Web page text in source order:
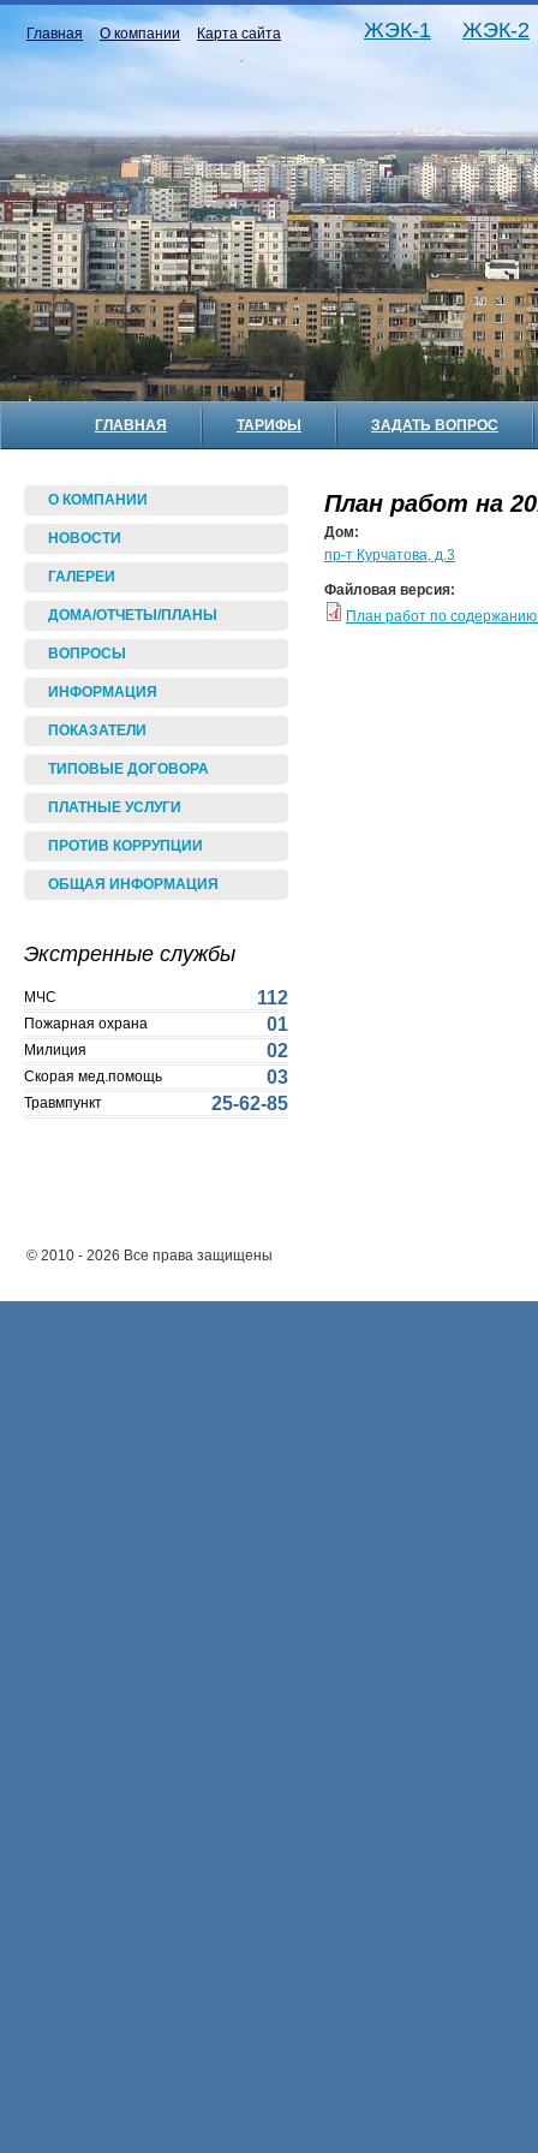
Главная О компании Карта сайта ЖЭК-1 ЖЭК-2
ГЛАВНАЯ ТАРИФЫ ЗАДАТЬ ВОПРОС
О КОМПАНИИ
НОВОСТИ
ГАЛЕРЕИ
ДОМА/ОТЧЕТЫ/ПЛАНЫ
ВОПРОСЫ
ИНФОРМАЦИЯ
ПОКАЗАТЕЛИ
ТИПОВЫЕ ДОГОВОРА
ПЛАТНЫЕ УСЛУГИ
ПРОТИВ КОРРУПЦИИ
ОБЩАЯ ИНФОРМАЦИЯ
Экстренные службы
МЧС 112
Пожарная охрана 01
Милиция 02
Скорая мед.помощь 03
Травмпункт 25-62-85
План работ на
Дом:
пр-т Курчатова, д.3
Файловая версия:
План работ по
© 2010 - 2026 Все права защищены